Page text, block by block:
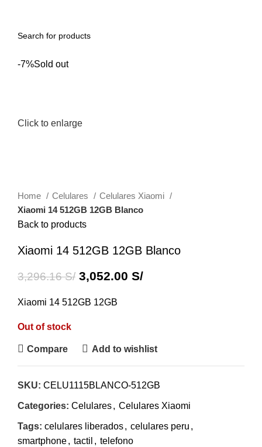
-7%Sold out
Click to enlarge
Home Celulares
Celulares Xiaomi
Xiaomi 14 512GB 12GB Blanco
Back to products
Xiaomi 14 512GB 12GB Blanco
3,296.16S/ 3,052.00 S/
Xiaomi 14 512GB 12GB
Out of stock
Compare Add to wishlist
SKU: CELU1115BLANCO-512GB
Categories: Celulares, Celulares Xiaomi
Tags: celulares liberados, celulares peru ,
smartphone, tactil , telefono